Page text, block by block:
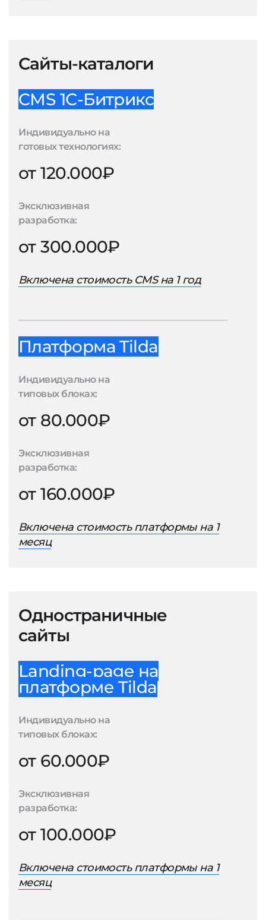
Сайты-каталоги
CMS 1С-Битрикс
Индивидуально на
готовых технологиях:
от 120.000₽
Эксклюзивная
разработка:
от 300.000₽
Включена стоимость CMS на 1 год
Платформа Tilda
Индивидуально на
типовых блоках:
от 80.000₽
Эксклюзивная
разработка:
от 160.000₽
Включена стоимость платформы на 1
месяц
Одностраничные
сайты
Landing-page на
платформе Tilda
Индивидуально на
типовых блоках:
от 60.000₽
Эксклюзивная
разработка:
от 100.000₽
Включена стоимость платформы на 1
месяц